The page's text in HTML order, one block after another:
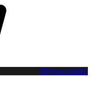
Přejít do košíku